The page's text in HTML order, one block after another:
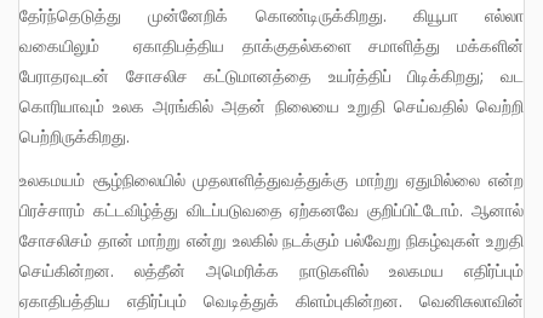
தேர்ந்தெடுத்து முன்னேறிக் கொண்டிருக்கிறது. கியூபா எல்லா
வகையிலும் ஏகாதிபத்திய தாக்குதல்களை சமாளித்து மக்களின்
பேராதரவுடன் சோசலிச கட்டுமானத்தை உயர்த்திப் பிடிக்கிறது; வட
கொரியாவும் உலக அரங்கில் அதன் நிலையை உறுதி செய்வதில் வெற்றி
பெற்றிருக்கிறது.
உலகமயம் சூழ்நிலையில் முதலாளித்துவத்துக்கு மாற்று ஏதுமில்லை என்ற
பிரச்சாரம் கட்டவிழ்த்து விடப்படுவதை ஏற்கனவே குறிப்பிட்டோம். ஆனால்
சோசலிசம் தான் மாற்று என்று உலகில் நடக்கும் பல்வேறு நிகழ்வுகள் உறுதி
செய்கின்றன. லத்தீன் அமெரிக்க நாடுகளில் உலகமய எதிர்ப்பும்
ஏகாதிபத்திய எதிர்ப்பும் வெடித்துக் கிளம்புகின்றன. வெனிசுலாவின்